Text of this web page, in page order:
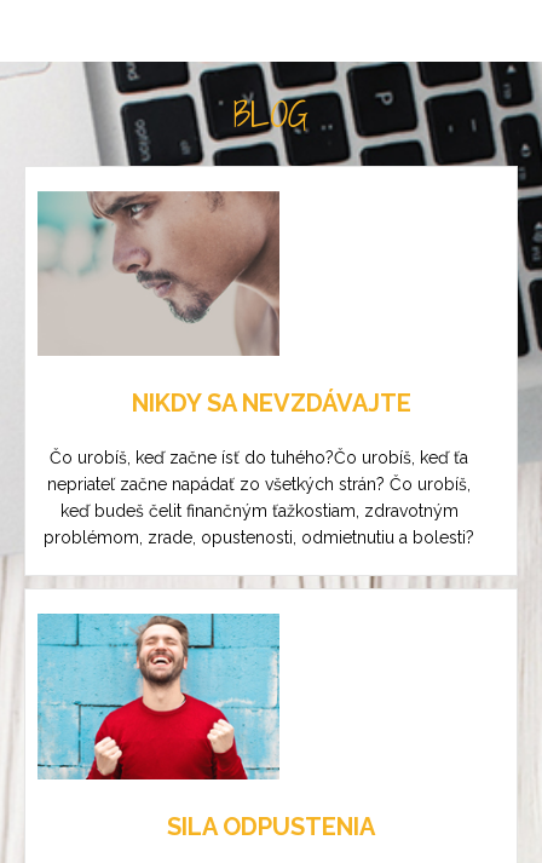
BLOG
NIKDY SA NEVZDÁVAJTE
Čo urobíš, keď začne ísť do tuhého?Čo urobíš, keď ťa
nepriateľ začne napádať zo všetkých strán? Čo urobíš,
keď budeš čelit finančným ťažkostiam, zdravotným
problémom, zrade, opustenosti, odmietnutiu a bolesti?
SILA ODPUSTENIA